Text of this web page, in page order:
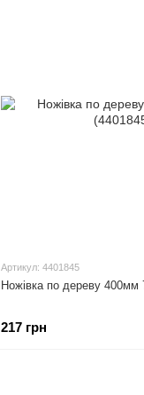
Артикул: 4401845
Ножівка по дереву 400мм
217 грн